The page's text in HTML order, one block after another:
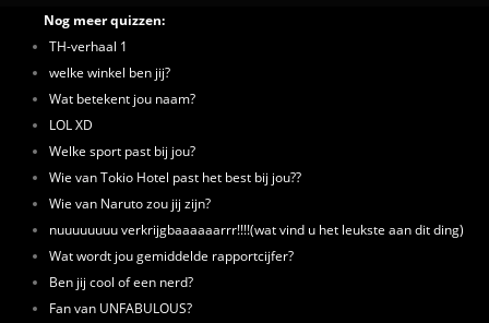
Nog meer quizzen:
TH-verhaal 1
welke winkel ben jij?
Wat betekent jou naam?
LOL XD
Welke sport past bij jou?
Wie van Tokio Hotel past het best bij jou??
Wie van Naruto zou jij zijn?
nuuuuuuuu verkrijgbaaaaaarrr!!!!(wat vind u het leukste aan dit ding)
Wat wordt jou gemiddelde rapportcijfer?
Ben jij cool of een nerd?
Fan van UNFABULOUS?